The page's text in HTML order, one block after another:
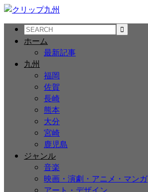
ホーム
最新記事
九州
福岡
佐賀
長崎
熊本
大分
宮崎
鹿児島
ジャンル
音楽
映画・演劇・アニメ・マンガ